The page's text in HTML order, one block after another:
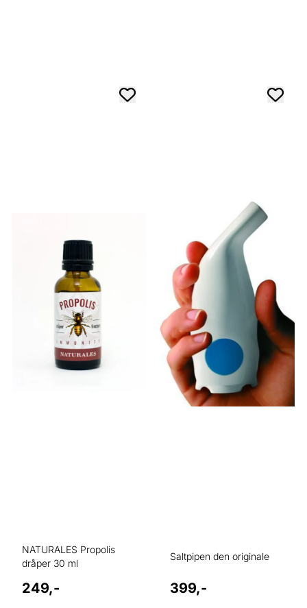
NATURALES Propolis
dråper 30 ml
249,-
Saltpipen den originale
399,-